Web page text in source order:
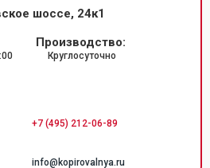
шоссе, 24к1
Производство:
Круглосуточно
+7 (495) 212-06-89
info@kopirovalnya.ru